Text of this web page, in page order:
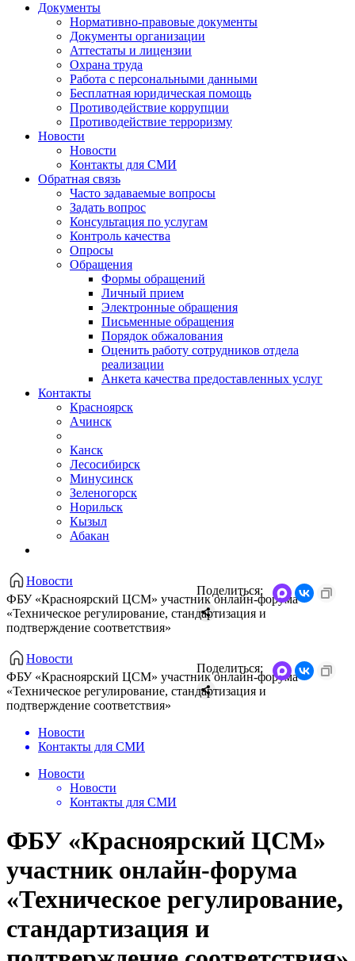
Документы
Нормативно-правовые документы
Документы организации
Аттестаты и лицензии
Охрана труда
Работа с персональными данными
Бесплатная юридическая помощь
Противодействие коррупции
Противодействие терроризму
Новости
Новости
Контакты для СМИ
Обратная связь
Часто задаваемые вопросы
Задать вопрос
Консультация по услугам
Контроль качества
Опросы
Обращения
Формы обращений
Личный прием
Электронные обращения
Письменные обращения
Порядок обжалования
Оценить работу сотрудников отдела
реализации
Анкета качества предоставленных услуг
Контакты
Красноярск
Ачинск
Канск
Лесосибирск
Минусинск
Зеленогорск
Норильск
Кызыл
Абакан
Новости
ФБУ «Красноярский ЦСМ» участник онлайн-форума
«Техническое регулирование, стандартизация и
подтверждение соответствия»
Поделиться:
Новости
ФБУ «Красноярский ЦСМ» участник онлайн-форума
«Техническое регулирование, стандартизация и
подтверждение соответствия»
Поделиться:
Новости
Контакты для СМИ
Новости
Новости
Контакты для СМИ
ФБУ «Красноярский ЦСМ»
участник онлайн-форума
«Техническое регулирование,
стандартизация и